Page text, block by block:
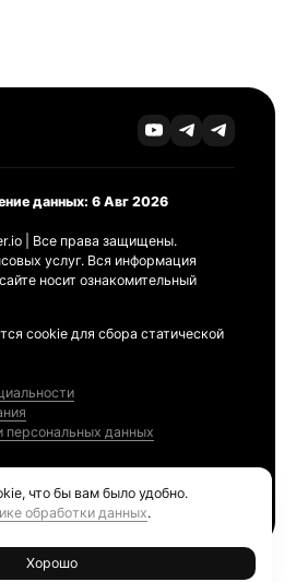
данных: 6 Авг 2026
| Все права защищены.
услуг. Вся информация
носит ознакомительный
cookie для сбора статической
персональных данных
что бы вам было удобно.
обработки данных.
Хорошо